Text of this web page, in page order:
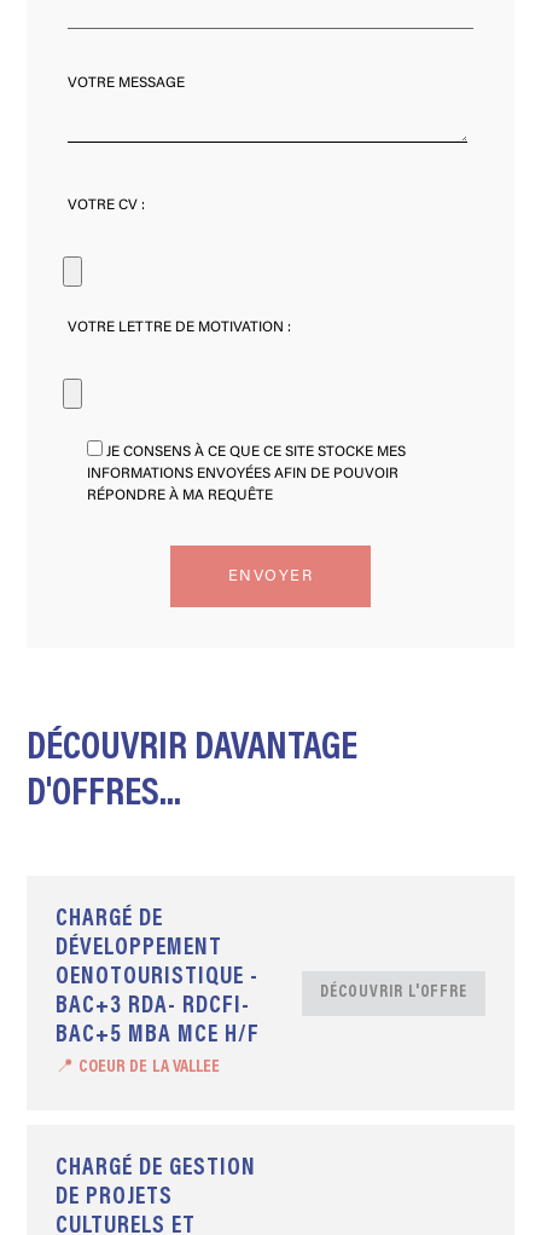
VOTRE MESSAGE
VOTRE CV :
VOTRE LETTRE DE MOTIVATION :
JE CONSENS À CE QUE CE SITE STOCKE MES
INFORMATIONS ENVOYÉES AFIN DE POUVOIR
RÉPONDRE À MA REQUÊTE
DÉCOUVRIR DAVANTAGE
D'OFFRES...
CHARGÉ DE
DÉVELOPPEMENT
OENOTOURISTIQUE -
BAC+3 RDA- RDCFI-
BAC+5 MBA MCE H/F
📍 COEUR DE LA VALLEE
DÉCOUVRIR L'OFFRE
CHARGÉ DE GESTION
DE PROJETS
CULTURELS ET